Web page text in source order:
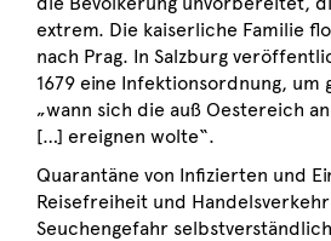
extrem. Die kaiserliche Familie
nach Prag. In Salzburg
1679 eine Infektionsordnung, um
„wann sich die auß Oestereich
[…] ereignen wolte“.
Quarantäne von Infizierten und
Reisefreiheit und
Seuchengefahr